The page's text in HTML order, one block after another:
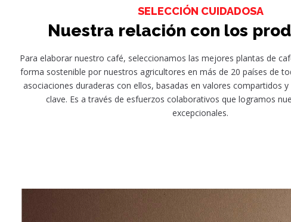
SELECCIÓN CUIDADOSA
Nuestra relación con los
Para elaborar nuestro café, seleccionamos las mejores plantas de
forma sostenible por nuestros agricultores en más de 20 países de
asociaciones duraderas con ellos, basadas en valores compartidos
clave. Es a través de esfuerzos colaborativos que logramos
excepcionales.